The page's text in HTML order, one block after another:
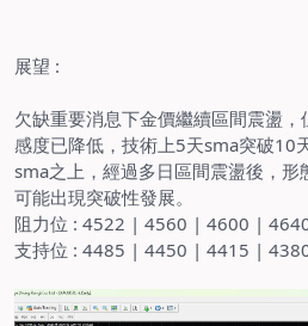
展望 :
欠缺重要消息下金價繼續區間震盪
感度已降低，技術上5天sma突破10
sma之上，經過多日區間震盪後，
可能出現突破性發展。
阻力位 : 4522 | 4560 | 4600 |
支持位 : 4485 | 4450 | 4415 |